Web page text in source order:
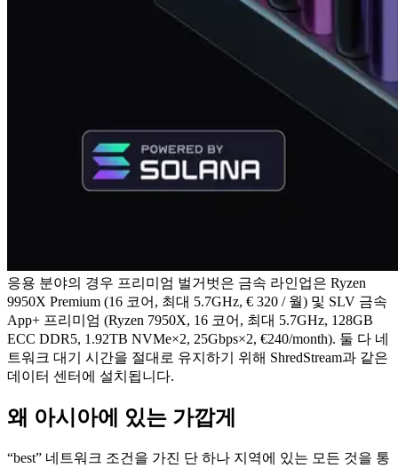
응용 분야의 경우 프리미엄 벌거벗은 금속 라인업은 Ryzen
9950X Premium (16 코어, 최대 5.7GHz, € 320 / 월) 및 SLV 금속
App+ 프리미엄 (Ryzen 7950X, 16 코어, 최대 5.7GHz, 128GB
ECC DDR5, 1.92TB NVMe×2, 25Gbps×2, €240/month). 둘 다 네
트워크 대기 시간을 절대로 유지하기 위해 ShredStream과 같은
데이터 센터에 설치됩니다.
왜 아시아에 있는 가깝게
“best” 네트워크 조건을 가진 단 하나 지역에 있는 모든 것을 통